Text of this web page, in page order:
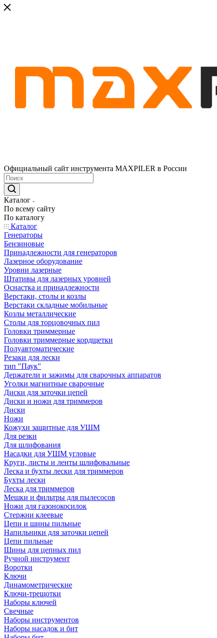
Официальный сайт инструмента MAXPILER в России
Каталог
По всему сайту
По каталогу
Каталог
Генераторы
Бензиновые
Принадлежности для генераторов
Лазерное оборудование
Уровни лазерные
Штативы для лазерных уровней
Оснастка и принадлежности
Верстаки, столы и козлы
Верстаки складные мобильные
Козлы металлические
Столы для торцовочных пил
Головки триммерные
Головки триммерные кордщетки
Полуавтоматические
Резаки для лески
тип "Паук"
Держатели и зажимы для сварочных аппаратов
Уголки магнитные сварочные
Диски для заточки цепей
Диски и ножи для триммеров
Диски
Ножи
Кожухи защитные для УШМ
Для резки
Для шлифования
Насадки для УШМ угловые
Круги, листы и ленты шлифовальные
Леска и бухты лески для триммеров
Бухты лески
Леска для триммеров
Мешки и фильтры для пылесосов
Ножи для газонокосилок
Стержни клеевые
Цепи и шины пильные
Напильники для заточки цепей
Цепи пильные
Шины для цепных пил
Ручной инструмент
Воротки
Ключи
Динамометрические
Ключи-трещотки
Наборы ключей
Свечные
Наборы инструментов
Наборы насадок и бит